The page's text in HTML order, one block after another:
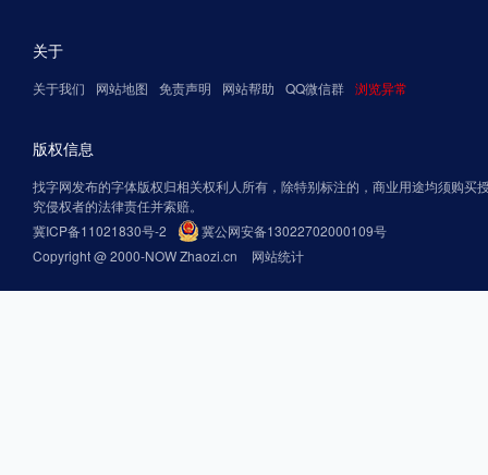
关于
关于我们 网站地图 免责声明 网站帮助 QQ微信群 浏览异常
版权信息
找字网发布的字体版权归相关权利人所有，除特别标注的，商业用途均须购买
究侵权者的法律责任并索赔。
冀ICP备11021830号-2
冀公网安备13022702000109号
Copyright @ 2000-NOW Zhaozi.cn
网站统计